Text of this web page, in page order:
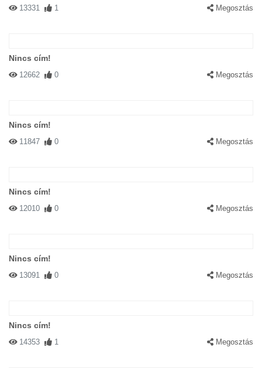
13331 1 Megosztás
Nincs cím!
12662 0 Megosztás
Nincs cím!
11847 0 Megosztás
Nincs cím!
12010 0 Megosztás
Nincs cím!
13091 0 Megosztás
Nincs cím!
14353 1 Megosztás